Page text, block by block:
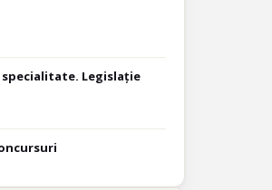
specialitate. Legislație